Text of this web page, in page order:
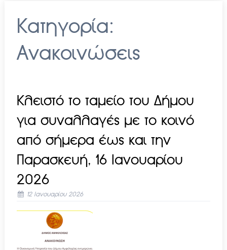
Κατηγορία:
Ανακοινώσεις
Κλειστό το ταμείο του Δήμου
για συναλλαγές με το κοινό
από σήμερα έως και την
Παρασκευή, 16 Ιανουαρίου
2026
12 Ιανουαρίου 2026